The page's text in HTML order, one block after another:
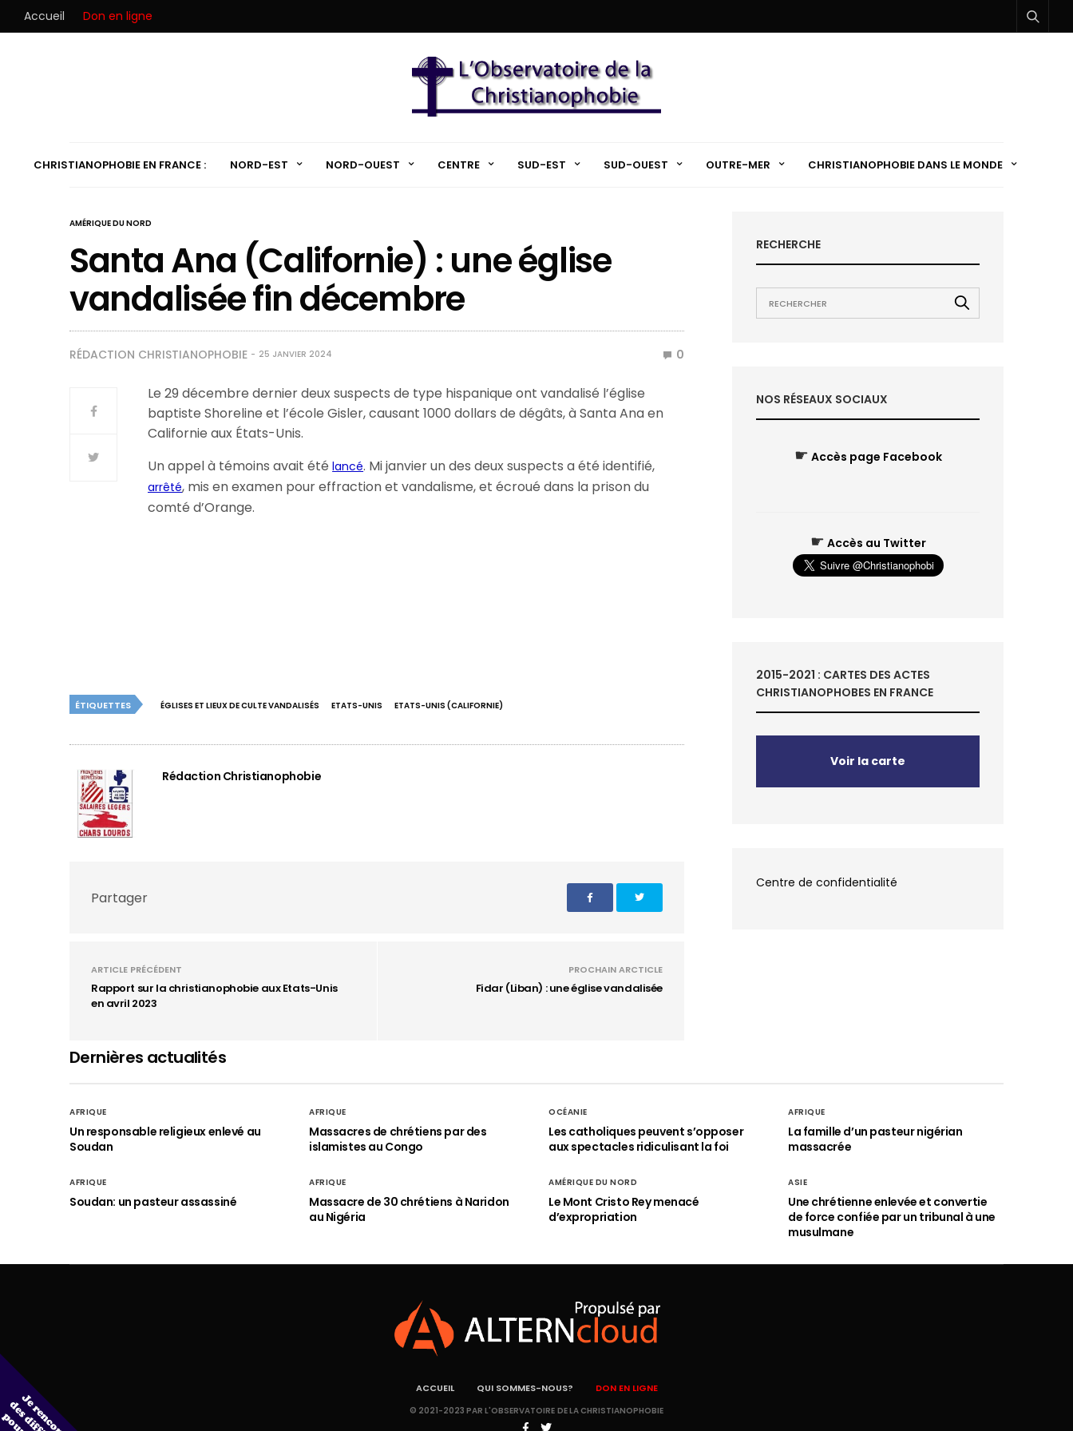
Accueil Don en ligne
CHRISTIANOPHOBIE EN FRANCE : NORD-EST NORD-OUEST CENTRE SUD-EST SUD-OUEST OUTRE-MER CHRISTIANOPHOBIE DANS LE MONDE
AMÉRIQUE DU NORD
Santa Ana (Californie) : une église
vandalisée fin décembre
RÉDACTION CHRISTIANOPHOBIE 25 JANVIER 2024 0
Le 29 décembre dernier deux suspects de type hispanique ont vandalisé l’église
baptiste Shoreline et l’école Gisler, causant 1000 dollars de dégâts, à Santa Ana en
Californie aux États-Unis.
Un appel à témoins avait étélancé. Mi janvier un des deux suspects a été identifié,
arrêté, mis en examen pour effraction et vandalisme, et écroué dans la prison du
comté d’Orange.
ÉTIQUETTES ÉGLISES ET LIEUX DE CULTE VANDALISÉS ETATS-UNIS ETATS-UNIS (CALIFORNIE)
Rédaction Christianophobie
Partager
ARTICLE PRÉCÉDENT
Rapport sur la christianophobie aux Etats-Unis
en avril 2023
PROCHAIN ARCTICLE
Fidar (Liban) : une église vandalisée
RECHERCHE
NOS RÉSEAUX SOCIAUX
☛ Accès page Facebook
☛ Accès au Twitter
2015-2021 : CARTES DES ACTES
CHRISTIANOPHOBES EN FRANCE
Voir la carte
Centre de confidentialité
Dernières actualités
AFRIQUE
Un responsable religieux enlevé au
Soudan
AFRIQUE
Massacres de chrétiens par des
islamistes au Congo
OCÉANIE
Les catholiques peuvent s’opposer
aux spectacles ridiculisant la foi
AFRIQUE
La famille d’un pasteur nigérian
massacrée
AFRIQUE
Soudan: un pasteur assassiné
AFRIQUE
Massacre de 30 chrétiens à Naridon
au Nigéria
AMÉRIQUE DU NORD
Le Mont Cristo Rey menacé
d’expropriation
ASIE
Une chrétienne enlevée et convertie
de force confiée par un tribunal à une
musulmane
ACCUEIL QUI SOMMES-NOUS? DON EN LIGNE
© 2021-2023 PAR L'OBSERVATOIRE DE LA CHRISTIANOPHOBIE